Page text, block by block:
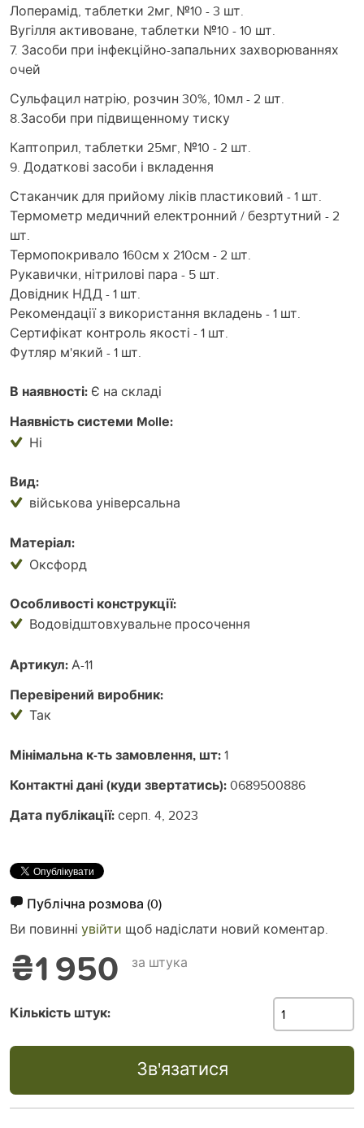
Лоперамід, таблетки 2мг, №10 - 3 шт.
Вугілля активоване, таблетки №10 - 10 шт.
7. Засоби при інфекційно-запальних захворюваннях
очей
Сульфацил натрію, розчин 30%, 10мл - 2 шт.
8.Засоби при підвищенному тиску
Каптоприл, таблетки 25мг, №10 - 2 шт.
9. Додаткові засоби і вкладення
Стаканчик для прийому ліків пластиковий - 1 шт.
Термометр медичний електронний / безртутний - 2
шт.
Термопокривало 160см х 210см - 2 шт.
Рукавички, нітрилові пара - 5 шт.
Довідник НДД - 1 шт.
Рекомендації з використання вкладень - 1 шт.
Сертифікат контроль якості - 1 шт.
Футляр м'який - 1 шт.
В наявності: Є на складі
Наявність системи Mollе:
Ні
Вид:
військова універсальна
Матеріал:
Оксфорд
Особливості конструкції:
Водовідштовхувальне просочення
Артикул:А-11
Перевірений виробник:
Так
Мінімальна к-ть замовлення, шт:1
Контактні дані (куди звертатись):0689500886
Дата публікації:серп. 4, 2023
Публічна розмова (0)
Ви повинні увійти щоб надіслати новий коментар.
₴1 950 за штука
Кількість штук:
Зв'язатися